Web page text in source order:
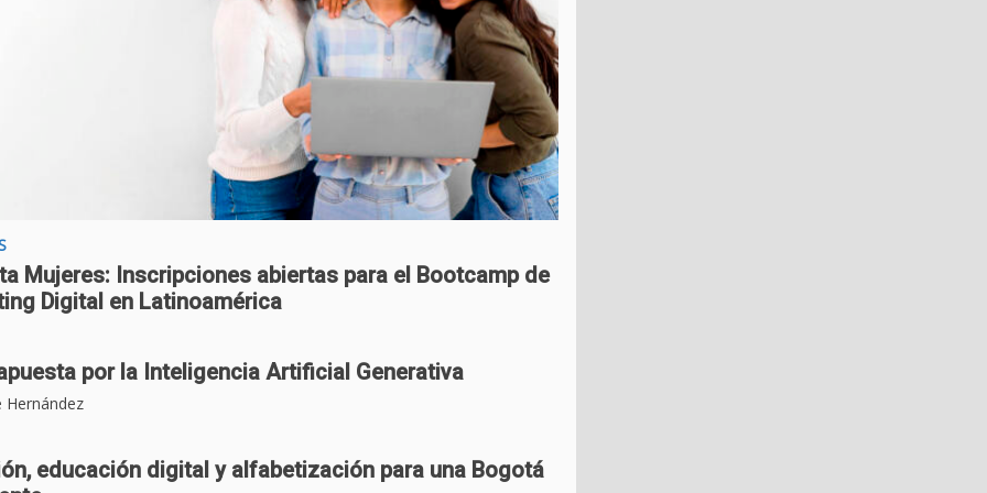
Mujeres: Inscripciones abiertas para el Bootcamp de
Digital en Latinoamérica
por la Inteligencia Artificial Generativa
Hernández
educación digital y alfabetización para una Bogotá